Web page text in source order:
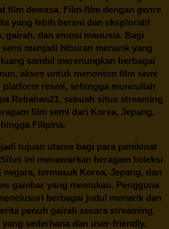
film dewasa. Film-film dengan genre
yang lebih berani dan eksploratif
gairah, dan emosi manusia. Bagi
menjadi hiburan menarik yang
sambil merenungkan berbagai
akses untuk menonton film semi
resmi, sehingga muncullah
Rebahan21, sebuah situs streaming
film semi dari Korea, Jepang,
hingga Filipina.
tujuan utama bagi para penikmat
ini menawarkan beragam koleksi
termasuk Korea, Jepang, dan
gambar yang memukau. Pengguna
berbagai judul menarik dan
penuh gairah secara streaming.
sederhana dan user-friendly,